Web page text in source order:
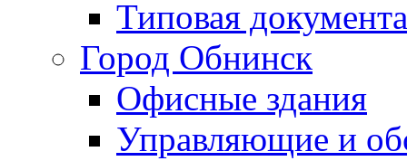
Типовая
Город Обнинск
Офисные здания
Управляющие и